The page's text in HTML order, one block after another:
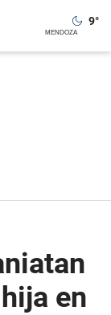
9°
en